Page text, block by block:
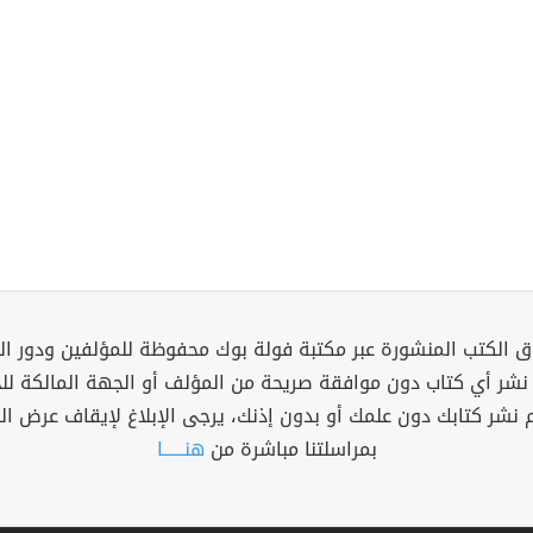
الكتب المنشورة عبر مكتبة فولة بوك محفوظة للمؤلفين ودور
نشر أي كتاب دون موافقة صريحة من المؤلف أو الجهة المالكة
نشر كتابك دون علمك أو بدون إذنك، يرجى الإبلاغ لإيقاف عرض
بمراسلتنا مباشرة من هنــــــا